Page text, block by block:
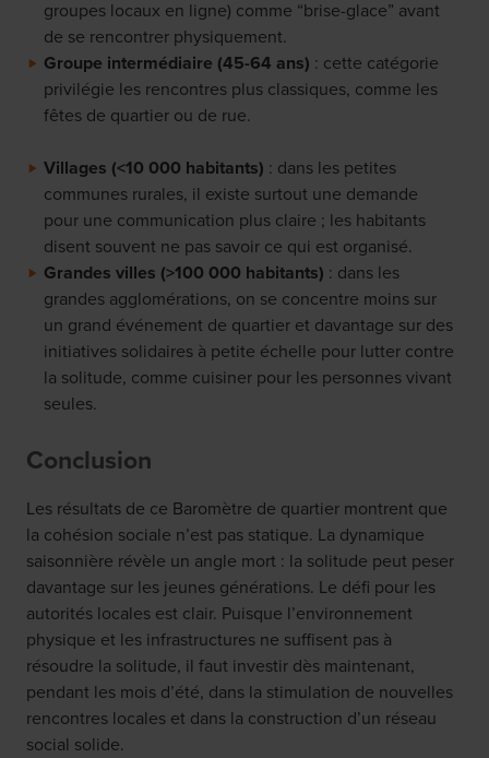
groupes locaux en ligne) comme “brise-glace” avant
de se rencontrer physiquement.
Groupe intermédiaire (45-64 ans) : cette catégorie
privilégie les rencontres plus classiques, comme les
fêtes de quartier ou de rue.
Villages (<10 000 habitants) : dans les petites
communes rurales, il existe surtout une demande
pour une communication plus claire ; les habitants
disent souvent ne pas savoir ce qui est organisé.
Grandes villes (>100 000 habitants) : dans les
grandes agglomérations, on se concentre moins sur
un grand événement de quartier et davantage sur des
initiatives solidaires à petite échelle pour lutter contre
la solitude, comme cuisiner pour les personnes vivant
seules.
Conclusion
Les résultats de ce Baromètre de quartier montrent que
la cohésion sociale n’est pas statique. La dynamique
saisonnière révèle un angle mort : la solitude peut peser
davantage sur les jeunes générations. Le défi pour les
autorités locales est clair. Puisque l’environnement
physique et les infrastructures ne suffisent pas à
résoudre la solitude, il faut investir dès maintenant,
pendant les mois d’été, dans la stimulation de nouvelles
rencontres locales et dans la construction d’un réseau
social solide.